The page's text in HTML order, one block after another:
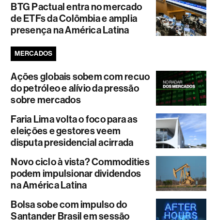
BTG Pactual entra no mercado
de ETFs da Colômbia e amplia
presença na América Latina
MERCADOS
Ações globais sobem com recuo
do petróleo e alívio da pressão
sobre mercados
Faria Lima volta o foco para as
eleições e gestores veem
disputa presidencial acirrada
Novo ciclo à vista? Commodities
podem impulsionar dividendos
na América Latina
Bolsa sobe com impulso do
Santander Brasil em sessão